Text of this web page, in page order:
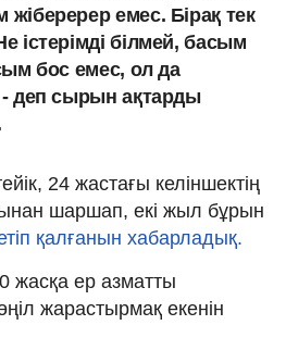
емес. Бірақ тек
істерімді білмей, басым
бос емес, ол да
деп сырын ақтарды
24 жастағы келіншектің
шаршап, екі жыл бұрын
қалғанын хабарладық.
жасқа ер азматты
жарастырмақ екенін